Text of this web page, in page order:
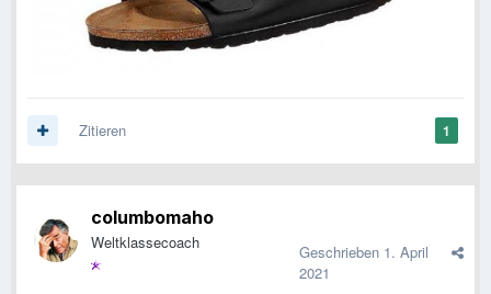
1
Zitieren
columbomaho
Weltklassecoach Geschrieben 1. April
2021